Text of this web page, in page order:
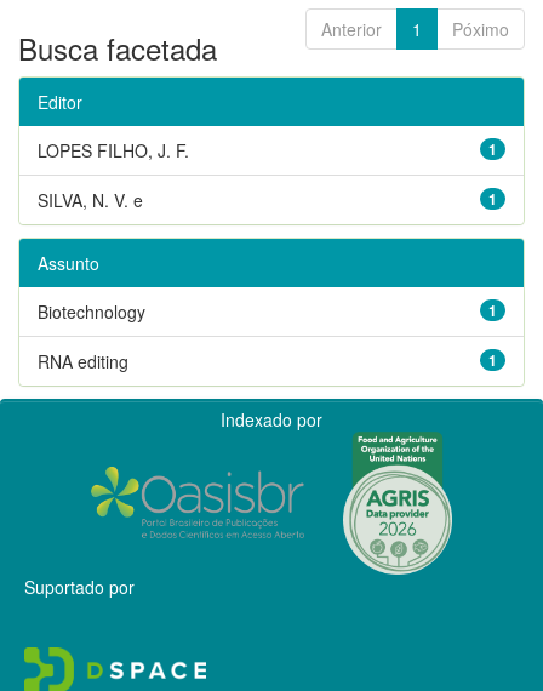
Anterior 1 Póximo
Busca facetada
Editor
1
LOPES FILHO, J. F.
1
SILVA, N. V. e
Assunto
1
Biotechnology
1
RNA editing
Indexado por
Suportado por